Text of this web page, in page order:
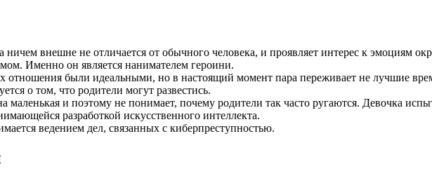
ничем внешне не отличается от обычного человека, и проявляет интерес к эмоциям
Именно он является нанимателем героини.
отношения были идеальными, но в настоящий момент пара переживает не лучшие
о том, что родители могут развестись.
маленькая и поэтому не понимает, почему родители так часто ругаются. Девочка
разработкой искусственного интеллекта.
ведением дел, связанных с киберпреступностью.